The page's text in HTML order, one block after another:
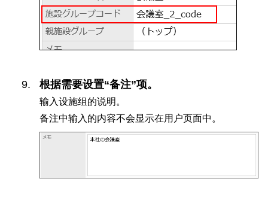
根据需要设置“备注”项。
输入设施组的说明。
备注中输入的内容不会显示在用户页面中。